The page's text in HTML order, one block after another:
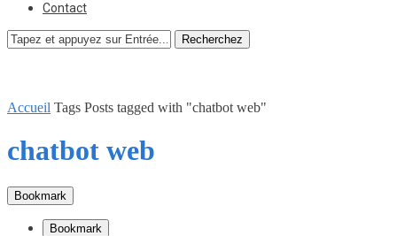
Contact
Recherchez
Accueil Tags Posts tagged with "chatbot web"
chatbot web
Bookmark
Bookmark